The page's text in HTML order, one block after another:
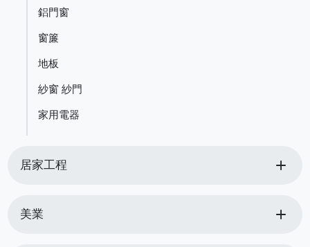
鋁門窗
窗簾
地板
紗窗 紗門
家用電器
居家工程 add
美業 add